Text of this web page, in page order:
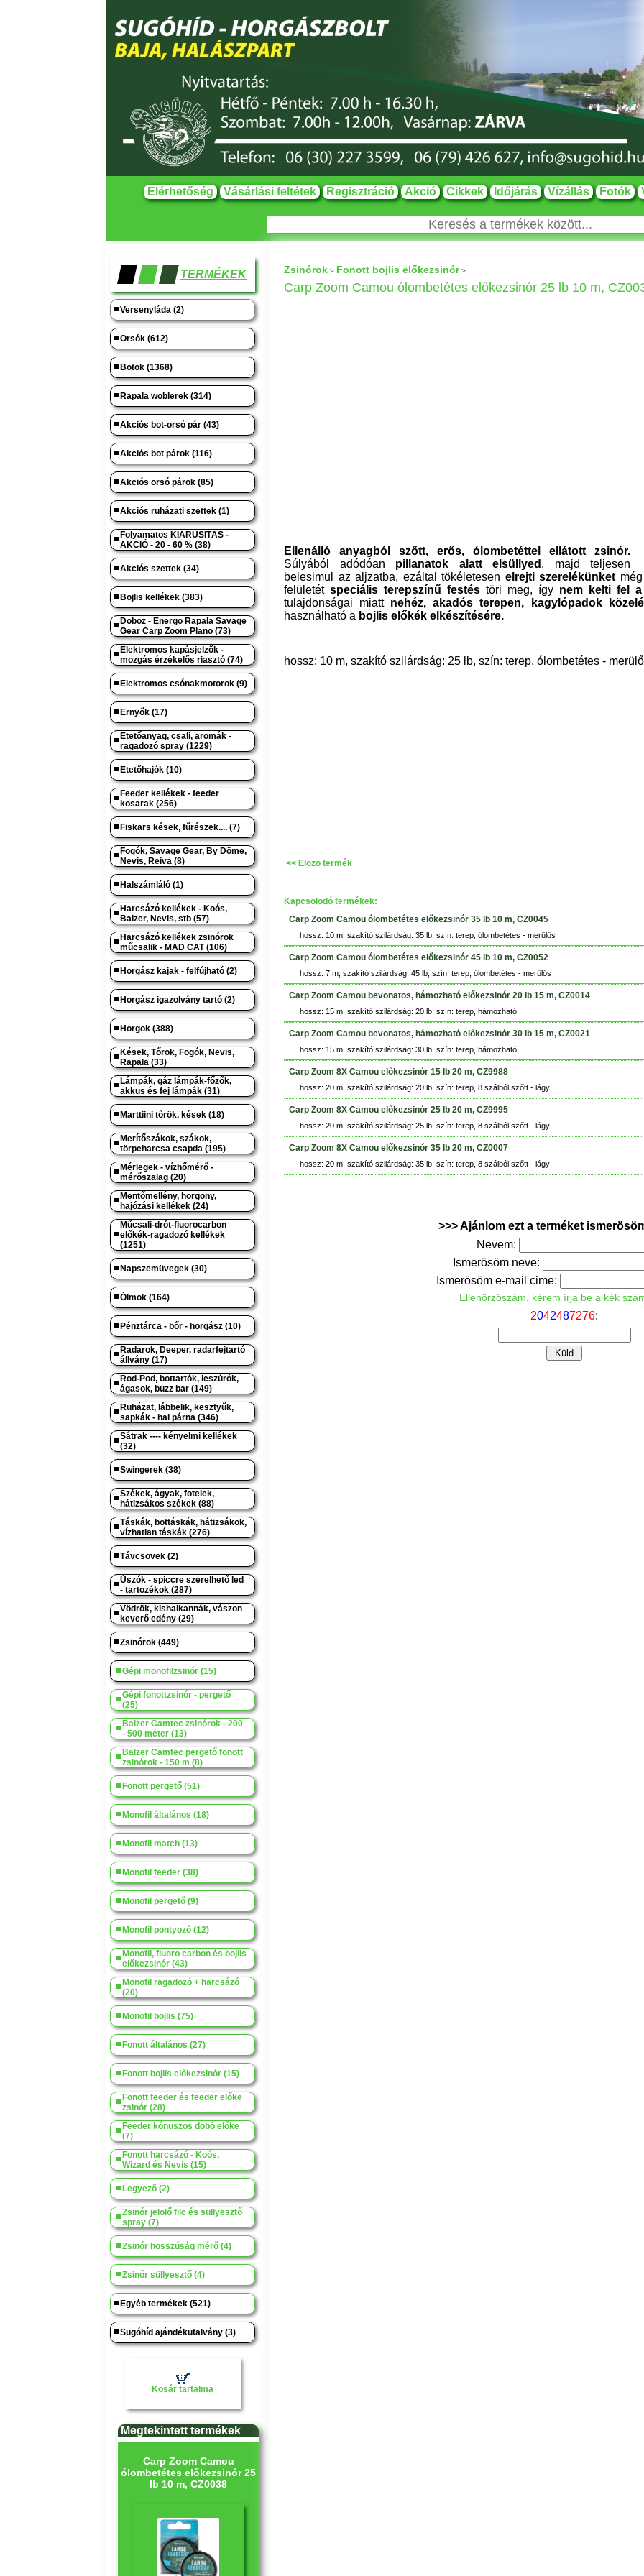
Elérhetőség Vásárlási feltétek Regisztráció Akció Cikkek Időjárás Vízállás Fotók
TERMÉKEK
Versenyláda (2)
Orsók (612)
Botok (1368)
Rapala woblerek (314)
Akciós bot-orsó pár (43)
Akciós bot párok (116)
Akciós orsó párok (85)
Akciós ruházati szettek (1)
Folyamatos KIÁRUSÍTÁS -
AKCIÓ - 20 - 60 % (38)
Akciós szettek (34)
Bojlis kellékek (383)
Doboz - Energo Rapala Savage
Gear Carp Zoom Plano (73)
Elektromos kapásjelzők -
mozgás érzékelős riasztó (74)
Elektromos csónakmotorok (9)
Ernyők (17)
Etetőanyag, csali, aromák -
ragadozó spray (1229)
Etetőhajók (10)
Feeder kellékek - feeder
kosarak (256)
Fiskars kések, fűrészek.... (7)
Fogók, Savage Gear, By Döme,
Nevis, Reiva (8)
Halszámláló (1)
Harcsázó kellékek - Koós,
Balzer, Nevis, stb (57)
Harcsázó kellékek zsinórok
műcsalik - MAD CAT (106)
Horgász kajak - felfújható (2)
Horgász igazolvány tartó (2)
Horgok (388)
Kések, Tőrök, Fogók, Nevis,
Rapala (33)
Lámpák, gáz lámpák-főzők,
akkus és fej lámpák (31)
Marttiini tőrök, kések (18)
Merítőszákok, szákok,
törpeharcsa csapda (195)
Mérlegek - vízhőmérő -
mérőszalag (20)
Mentőmellény, horgony,
hajózási kellékek (24)
Műcsali-drót-fluorocarbon
előkék-ragadozó kellékek
(1251)
Napszemüvegek (30)
Ólmok (164)
Pénztárca - bőr - horgász (10)
Radarok, Deeper, radarfejtartó
állvány (17)
Rod-Pod, bottartók, leszúrók,
ágasok, buzz bar (149)
Ruházat, lábbelik, kesztyűk,
sapkák - hal párna (346)
Sátrak ---- kényelmi kellékek
(32)
Swingerek (38)
Székek, ágyak, fotelek,
hátizsákos székek (88)
Táskák, bottáskák, hátizsákok,
vízhatlan táskák (276)
Távcsövek (2)
Úszók - spiccre szerelhető led
- tartozékok (287)
Vödrök, kishalkannák, vászon
keverő edény (29)
Zsinórok (449)
Gépi monofilzsinór (15)
Gépi fonottzsinór - pergető
(25)
Balzer Camtec zsinórok - 200
- 500 méter (13)
Balzer Camtec pergető fonott
zsinórok - 150 m (8)
Fonott pergető (51)
Monofil általános (18)
Monofil match (13)
Monofil feeder (38)
Monofil pergető (9)
Monofil pontyozó (12)
Monofil, fluoro carbon és bojlis
előkezsinór (43)
Monofil ragadozó + harcsázó
(20)
Monofil bojlis (75)
Fonott általános (27)
Fonott bojlis előkezsinór (15)
Fonott feeder és feeder előke
zsinór (28)
Feeder kónuszos dobó előke
(7)
Fonott harcsázó - Koós,
Wizard és Nevis (15)
Legyező (2)
Zsinór jelölő filc és süllyesztő
spray (7)
Zsinór hosszúság mérő (4)
Zsinór süllyesztő (4)
Egyéb termékek (521)
Sugóhíd ajándékutalvány (3)
Kosár tartalma
Megtekintett termékek
Carp Zoom Camou
ólombetétes előkezsinór 25
lb 10 m, CZ0038
Zsinórok > Fonott bojlis előkezsinór>
Carp Zoom Camou ólombetétes előkezsinór 25 lb 10 m,
Ellenálló anyagból szőtt, erős, ólombetéttel ellátott zsinór.
Súlyából adódóan pillanatok alatt elsüllyed , majd teljesen
belesimul az aljzatba, ezáltal tökéletesen elrejti szerelékünket
felületét speciális terepszínű festés töri meg, így nem kelti fel
tulajdonságai miattnehéz, akadós terepen, kagylópadok
használható a bojlis előkék elkészítésére.
hossz: 10 m, szakító szilárdság: 25 lb, szín: terep, ólombetétes -
<< Elözö termék
Kapcsolodó termékek:
Carp Zoom Camou ólombetétes előkezsinór 35 lb 10 m, CZ0045
hossz: 10 m, szakító szilárdság: 35 lb, szín: terep, ólombetétes - merülős
Carp Zoom Camou ólombetétes előkezsinór 45 lb 10 m, CZ0052
hossz: 7 m, szakító szilárdság: 45 lb, szín: terep, ólombetétes - merülős
Carp Zoom Camou bevonatos, hámozható előkezsinór 20 lb 15 m, CZ0014
hossz: 15 m, szakító szilárdság: 20 lb, szín: terep, hámozható
Carp Zoom Camou bevonatos, hámozható előkezsinór 30 lb 15 m, CZ0021
hossz: 15 m, szakító szilárdság: 30 lb, szín: terep, hámozható
Carp Zoom 8X Camou előkezsinór 15 lb 20 m, CZ9988
hossz: 20 m, szakító szilárdság: 20 lb, szín: terep, 8 szálból szőtt - lágy
Carp Zoom 8X Camou előkezsinór 25 lb 20 m, CZ9995
hossz: 20 m, szakító szilárdság: 25 lb, szín: terep, 8 szálból szőtt - lágy
Carp Zoom 8X Camou előkezsinór 35 lb 20 m, CZ0007
hossz: 20 m, szakító szilárdság: 35 lb, szín: terep, 8 szálból szőtt - lágy
>>> Ajánlom ezt a terméket
Nevem:
Ismerösöm neve:
Ismerösöm e-mail cime:
Ellenörzöszám, kérem írja be a kék
2042487276: